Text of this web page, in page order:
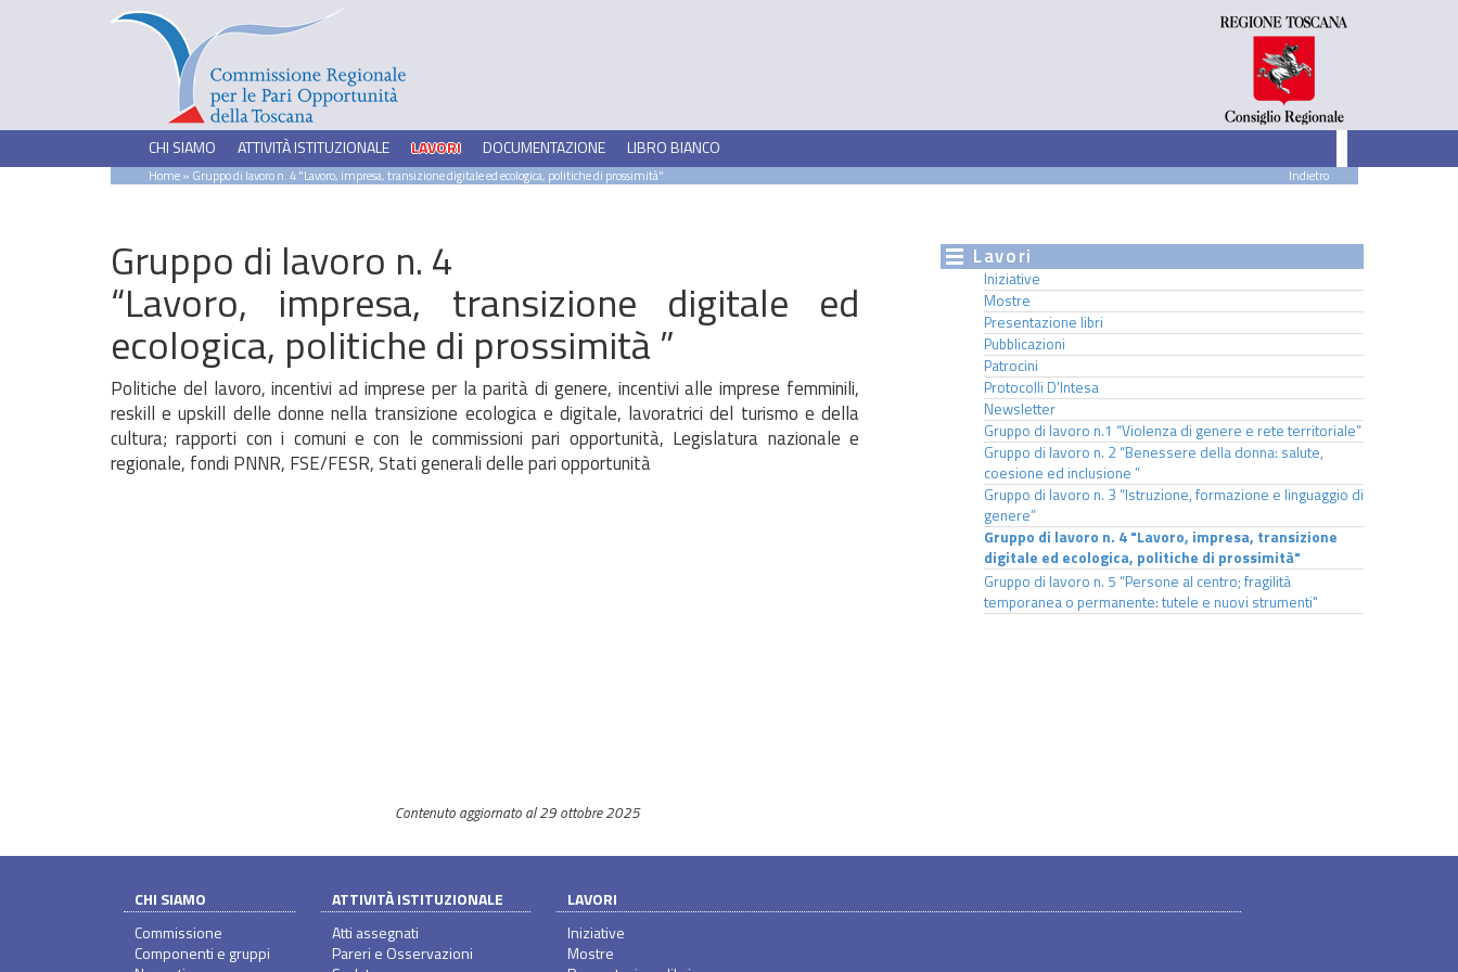
CHI SIAMO ATTIVITÀ ISTITUZIONALE LAVORI DOCUMENTAZIONE LIBRO BIANCO
Home» Gruppo di lavoro n. 4 "Lavoro, impresa, transizione digitale ed ecologica, politiche di prossimità" Indietro
Gruppo di lavoro n. 4
“Lavoro, impresa, transizione digitale ed
ecologica, politiche di prossimità ”
Politiche del lavoro, incentivi ad imprese per la parità di genere, incentivi alle imprese femminili,
reskill e upskill delle donne nella transizione ecologica e digitale, lavoratrici del turismo e della
cultura; rapporti con i comuni e con le commissioni pari opportunità, Legislatura nazionale e
regionale, fondi PNNR, FSE/FESR, Stati generali delle pari opportunità
Contenuto aggiornato al 29 ottobre 2025
Lavori
Iniziative
Mostre
Presentazione libri
Pubblicazioni
Patrocini
Protocolli D'Intesa
Newsletter
Gruppo di lavoro n.1 “Violenza di genere e rete territoriale”
Gruppo di lavoro n. 2 “Benessere della donna: salute,
coesione ed inclusione ”
Gruppo di lavoro n. 3 “Istruzione, formazione e linguaggio di
genere”
Gruppo di lavoro n. 4 "Lavoro, impresa, transizione
digitale ed ecologica, politiche di prossimità"
Gruppo di lavoro n. 5 “Persone al centro; fragilità
temporanea o permanente: tutele e nuovi strumenti"
CHI SIAMO
Commissione
Componenti e gruppi
ATTIVITÀ ISTITUZIONALE
Atti assegnati
Pareri e Osservazioni
LAVORI
Iniziative
Mostre